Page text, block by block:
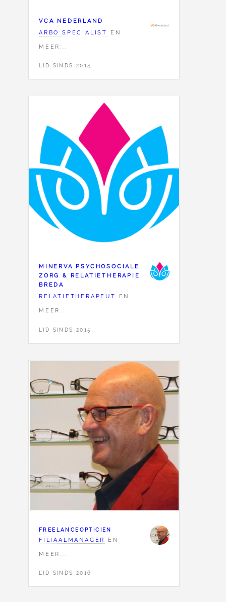
VCA NEDERLAND
ARBO SPECIALIST
EN
MEER...
LID SINDS 2014
MINERVA PSYCHOSOCIALE
ZORG & RELATIETHERAPIE
BREDA
RELATIETHERAPEUT
EN
MEER...
LID SINDS 2015
FREELANCEOPTICIEN
FILIAALMANAGER
EN
MEER...
LID SINDS 2016